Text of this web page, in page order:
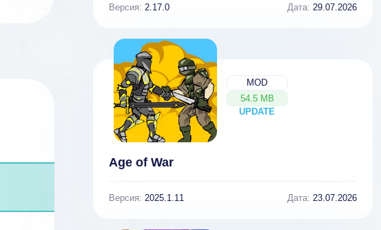
Версия: 2.17.0 Дата: 29.07.2026
MOD
54.5 MB
UPDATE
NEW
Age of War
Версия: 2025.1.11 Дата: 23.07.2026